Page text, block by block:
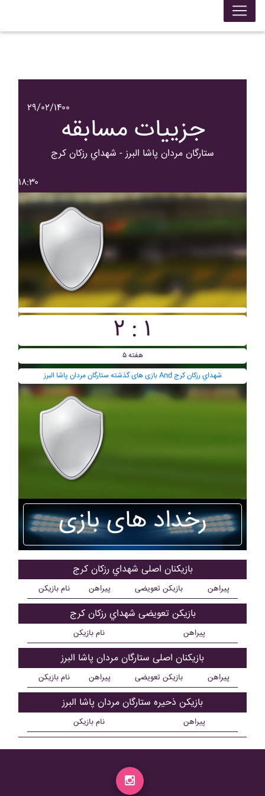
۲۹/۰۲/۱۴۰۰
جزییات مسابقه
ستارگان مردان پاشا البرز - شهداي رزکان کرج
۱۸:۳۰
۲ : ۱
هفته ۵
بازی های گذشته ستارگان مردان پاشا البرز And شهداي رزکان کرج
رخداد های بازی
بازیکنان اصلی شهداي رزکان کرج
نام بازیکن پیراهن بازیکن تعویضی پیراهن
بازیکن تعویضی شهداي رزکان کرج
نام بازیکن پیراهن
بازیکنان اصلی ستارگان مردان پاشا البرز
نام بازیکن پیراهن بازیکن تعویضی پیراهن
بازیکن ذحیره ستارگان مردان پاشا البرز
نام بازیکن پیراهن